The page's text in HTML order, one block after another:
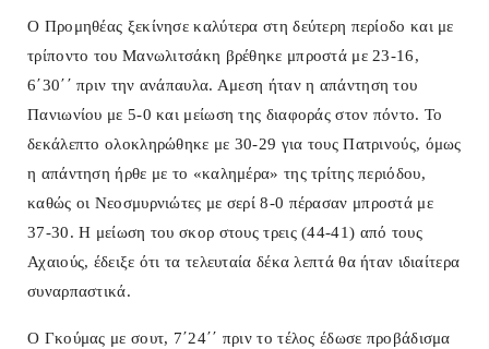
Ο Προμηθέας ξεκίνησε καλύτερα στη δεύτερη περίοδο και με
τρίποντο του Μανωλιτσάκη βρέθηκε μπροστά με 23-16,
6΄30΄΄ πριν την ανάπαυλα. Αμεση ήταν η απάντηση του
Πανιωνίου με 5-0 και μείωση της διαφοράς στον πόντο. Το
δεκάλεπτο ολοκληρώθηκε με 30-29 για τους Πατρινούς, όμως
η απάντηση ήρθε με το «καλημέρα» της τρίτης περιόδου,
καθώς οι Νεοσμυρνιώτες με σερί 8-0 πέρασαν μπροστά με
37-30. Η μείωση του σκορ στους τρεις (44-41) από τους
Αχαιούς, έδειξε ότι τα τελευταία δέκα λεπτά θα ήταν ιδιαίτερα
συναρπαστικά.
Ο Γκούμας με σουτ, 7΄24΄΄ πριν το τέλος έδωσε προβάδισμα